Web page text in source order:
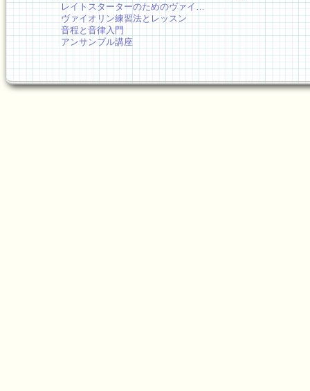
レイトスターターのためのヴァイ…
ヴァイオリン練習法とレッスン
音程と音律入門
アンサンブル講座